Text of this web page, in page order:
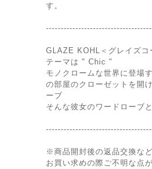
す。
GLAZE KOHL＜グレイズコ
テーマは " Chic "
モノクロームな世界に登場
の部屋のクローゼットを開
ーブ
そんな彼女のワードローブ
※商品開封後の返品交換な
お買い求めの際ご不明な点